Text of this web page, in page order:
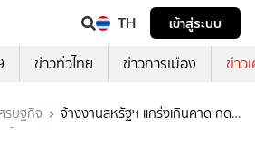
TH
เข้าสู่ระบบ
ข่าวทั่วไทย ข่าวการเมือง ข่าว
รษฐกิจ
จ้างงานสหรัฐฯ แกร่งเกินคาด กด
รับ 65,000